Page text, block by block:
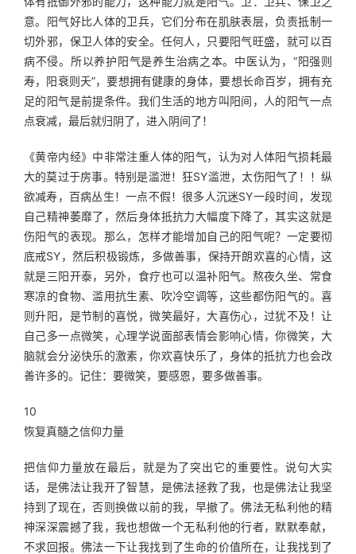
意。阳气好比人体的卫兵，它们分布在肌肤表层，负责抵制一
切外邪，保卫人体的安全。任何人，只要阳气旺盛，就可以百
病不侵。所以养护阳气是养生治病之本。中医认为，“阳强则
寿，阳衰则夭”，要想拥有健康的身体，要想长命百岁，拥有充
足的阳气是前提条件。我们生活的地方叫阳间，人的阳气一点
点衰减，最后就归阴了，进入阴间了！
《黄帝内经》中非常注重人体的阳气，认为对人体阳气损耗最
大的莫过于房事。特别是滥泄！狂SY滥泄，太伤阳气了！！纵
欲减寿，百病丛生！一点不假！很多人沉迷SY一段时间，发现
自己精神萎靡了，然后身体抵抗力大幅度下降了，其实这就是
伤阳气的表现。那么，怎样才能增加自己的阳气呢？一定要彻
底戒SY，然后积极锻炼，多做善事，保持开朗欢喜的心情，这
就是三阳开泰，另外，食疗也可以温补阳气。熬夜久坐、常食
寒凉的食物、滥用抗生素、吹冷空调等，这些都伤阳气的。喜
则升阳，是节制的喜悦，微笑最好，大喜伤心，过犹不及！让
自己多一点微笑，心理学说面部表情会影响心情，你微笑，大
脑就会分泌快乐的激素，你欢喜快乐了，身体的抵抗力也会改
善许多的。记住：要微笑，要感恩，要多做善事。
10
恢复真髓之信仰力量
把信仰力量放在最后，就是为了突出它的重要性。说句大实
话，是佛法让我开了智慧，是佛法拯救了我，也是佛法让我坚
持到了现在，否则换做以前的我，早撤了。佛法无私利他的精
神深深震撼了我，我也想做一个无私利他的行者，默默奉献，
不求回报。佛法一下让我找到了生命的价值所在，让我找到了